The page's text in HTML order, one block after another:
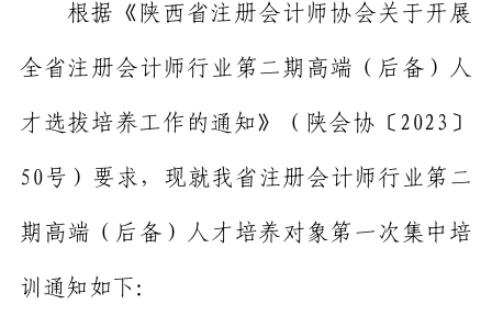
根据《陕西省注册会计师协会关于开展
全省注册会计师行业第二期高端（后备）人
才选拔培养工作的通知》（陕会协〔 2023 〕
50号）要求，现就我省注册会计师行业第二
期高端（后备）人才培养对象第一次集中培
训通知如下：